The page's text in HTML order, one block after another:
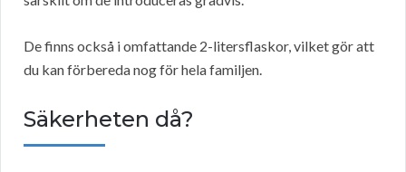
De finns också i omfattande 2-litersflaskor, vilket gör att
du kan förbereda nog för hela familjen.
Säkerheten då?